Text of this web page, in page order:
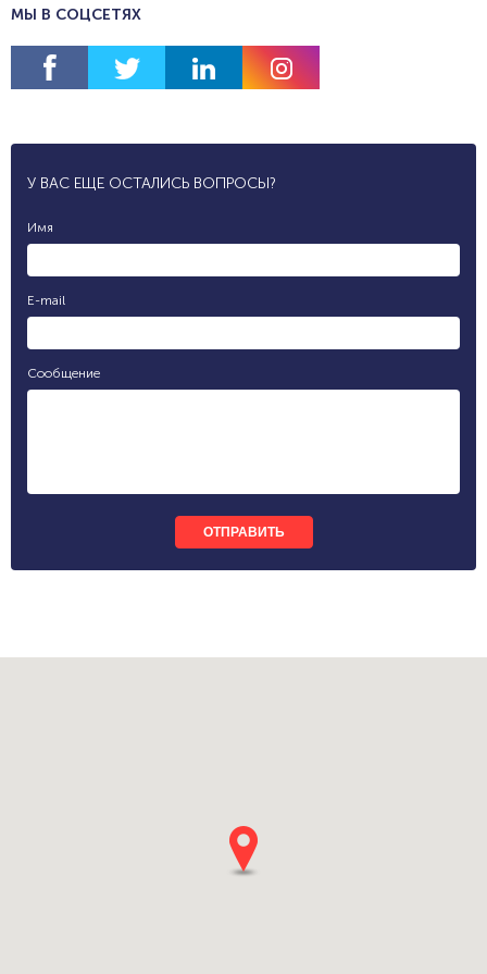
МЫ В СОЦСЕТЯХ
У ВАС ЕЩЕ ОСТАЛИСЬ ВОПРОСЫ?
Имя
E-mail
Сообщение
ОТПРАВИТЬ